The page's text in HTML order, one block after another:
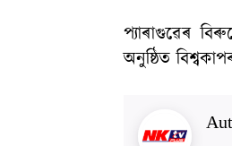
প্যাৰাগুৱেৰ
অনুষ্ঠিত